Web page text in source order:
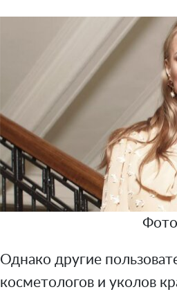
Однако другие
косметологов и уколов